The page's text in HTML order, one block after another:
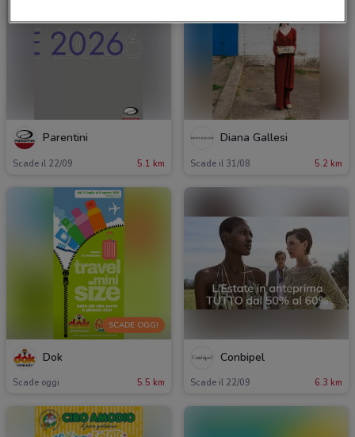
Parentini
Scade il 22/09 5.1 km
Diana Gallesi
Scade il 31/08 5.2 km
SCADE OGGI
Dok
Scade oggi 5.5 km
Conbipel
Scade il 22/09 6.3 km